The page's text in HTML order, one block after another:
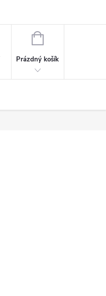
NÁKUPNÍ
Prázdný košík